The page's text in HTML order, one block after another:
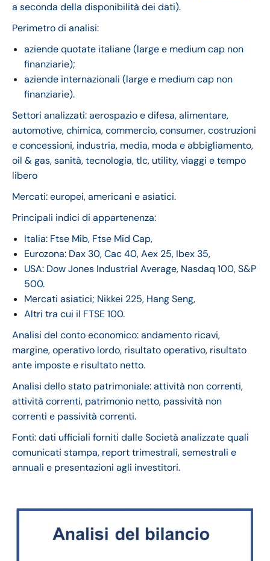
a seconda della disponibilità dei dati).
Perimetro di analisi:
aziende quotate italiane (large e medium cap non
finanziarie);
aziende internazionali (large e medium cap non
finanziarie).
Settori analizzati: aerospazio e difesa, alimentare,
automotive, chimica, commercio, consumer, costruzioni
e concessioni, industria, media, moda e abbigliamento,
oil & gas, sanità, tecnologia, tlc, utility, viaggi e tempo
libero
Mercati: europei, americani e asiatici.
Principali indici di appartenenza:
Italia: Ftse Mib, Ftse Mid Cap,
Eurozona: Dax 30, Cac 40, Aex 25, Ibex 35,
USA: Dow Jones Industrial Average, Nasdaq 100, S&P
500.
Mercati asiatici; Nikkei 225, Hang Seng,
Altri tra cui il FTSE 100.
Analisi del conto economico: andamento ricavi,
margine, operativo lordo, risultato operativo, risultato
ante imposte e risultato netto.
Analisi dello stato patrimoniale: attività non correnti,
attività correnti, patrimonio netto, passività non
correnti e passività correnti.
Fonti: dati ufficiali forniti dalle Società analizzate quali
comunicati stampa, report trimestrali, semestrali e
annuali e presentazioni agli investitori.